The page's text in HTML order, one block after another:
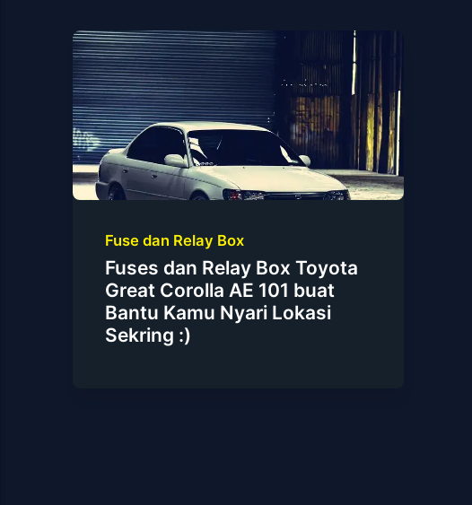
Fuse dan Relay Box
Fuses dan Relay Box Toyota
Great Corolla AE 101 buat
Bantu Kamu Nyari Lokasi
Sekring :)